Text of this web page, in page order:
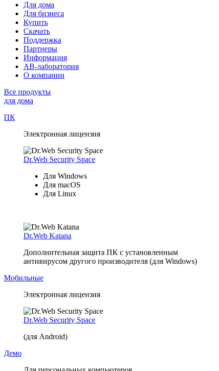
Для дома
Для бизнеса
Купить
Скачать
Поддержка
Партнеры
Информация
АВ-лаборатория
О компании
Все продукты
для дома
ПК
Электронная лицензия
Dr.Web Security Space
Для Windows
Для macOS
Для Linux
Dr.Web Katana
Дополнительная защита ПК с установленным
антивирусом другого производителя (для Windows)
Мобильные
Электронная лицензия
Dr.Web Security Space
(для Android)
Демо